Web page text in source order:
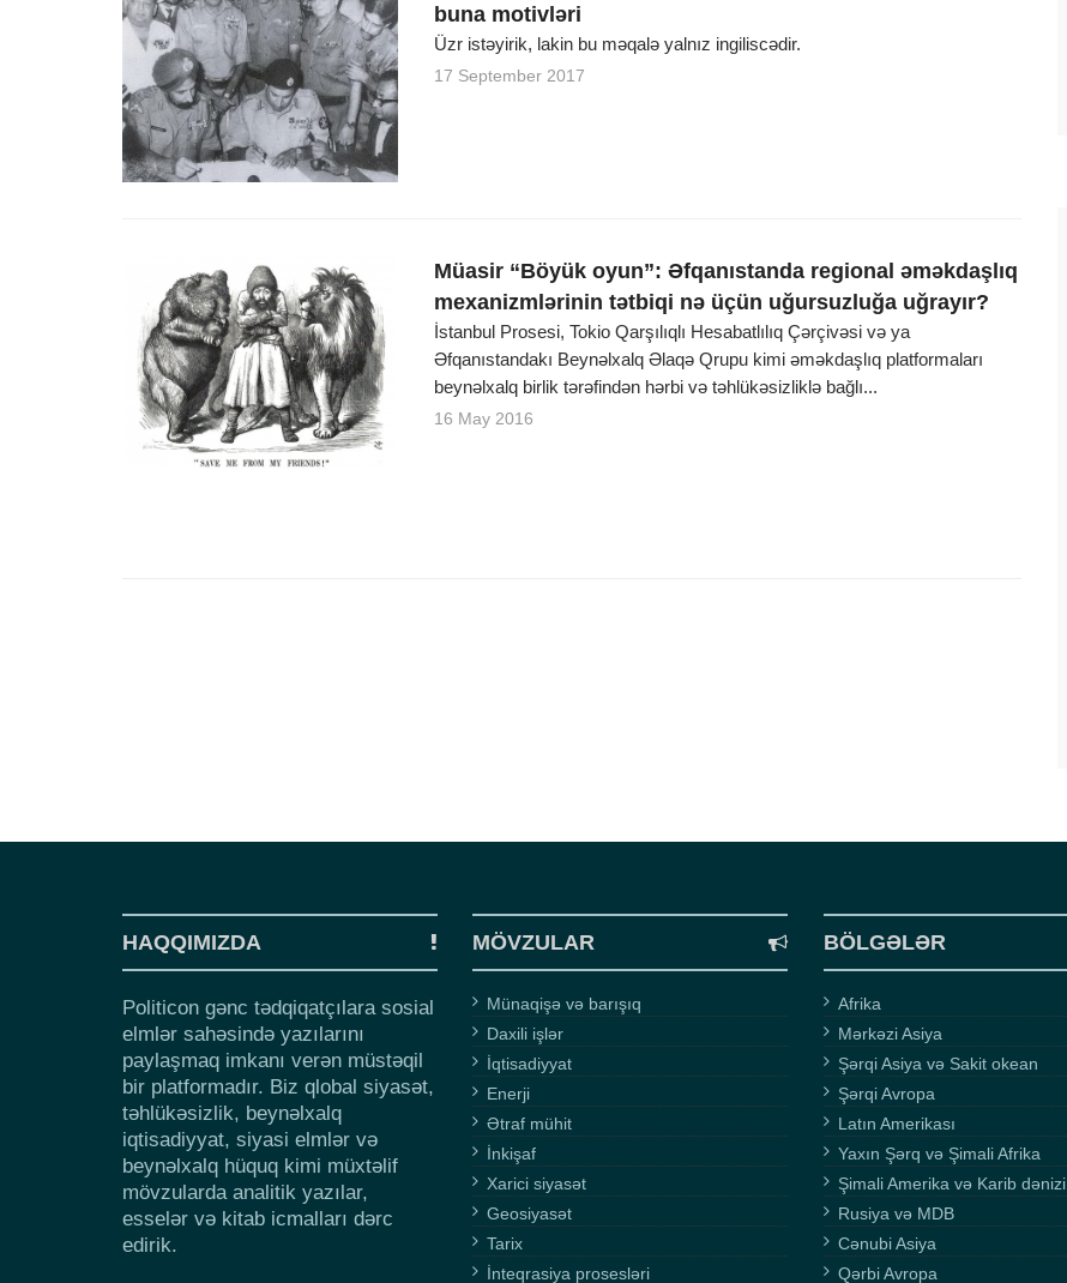
buna motivləri
Üzr istəyirik, lakin bu məqalə yalnız ingiliscədir.
17 September 2017
Müasir “Böyük oyun”: Əfqanıstanda regional əməkdaşlıq
mexanizmlərinin tətbiqi nə üçün uğursuzluğa uğrayır?
İstanbul Prosesi, Tokio Qarşılıqlı Hesabatlılıq Çərçivəsi və ya
Əfqanıstandakı Beynəlxalq Əlaqə Qrupu kimi əməkdaşlıq platformaları
beynəlxalq birlik tərəfindən hərbi və təhlükəsizliklə bağlı...
16 May 2016
HAQQIMIZDA
Politicon gənc tədqiqatçılara sosial
elmlər sahəsində yazılarını
paylaşmaq imkanı verən müstəqil
bir platformadır. Biz qlobal siyasət,
təhlükəsizlik, beynəlxalq
iqtisadiyyat, siyasi elmlər və
beynəlxalq hüquq kimi müxtəlif
mövzularda analitik yazılar,
esselər və kitab icmalları dərc
edirik.
MÖVZULAR
Münaqişə və barışıq
Daxili işlər
İqtisadiyyat
Enerji
Ətraf mühit
İnkişaf
Xarici siyasət
Geosiyasət
Tarix
İnteqrasiya prosesləri
BÖLGƏLƏR
Afrika
Mərkəzi Asiya
Şərqi Asiya və Sakit okean
Şərqi Avropa
Latın Amerikası
Yaxın Şərq və Şimali Afrika
Şimali Amerika və Karib dənizi
Rusiya və MDB
Cənubi Asiya
Qərbi Avropa